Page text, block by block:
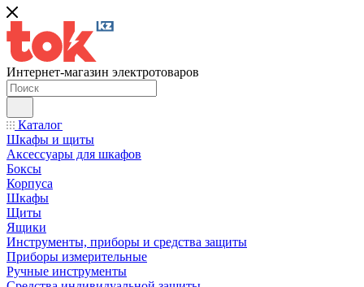
Интернет-магазин электротоваров
Каталог
Шкафы и щиты
Аксессуары для шкафов
Боксы
Корпуса
Шкафы
Щиты
Ящики
Инструменты, приборы и средства защиты
Приборы измерительные
Ручные инструменты